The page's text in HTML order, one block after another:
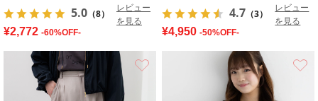
5.0 （8）
レビュー
を見る
¥2,772 -60%OFF-
4.7 （3）
レビュー
を見る
¥4,950 -50%OFF-